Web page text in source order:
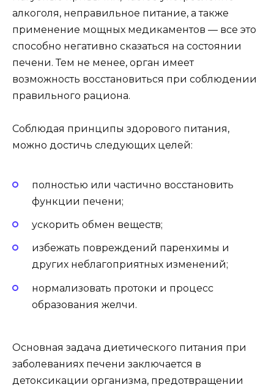
алкоголя, неправильное питание, а также
применение мощных медикаментов — все это
способно негативно сказаться на состоянии
печени. Тем не менее, орган имеет
возможность восстановиться при соблюдении
правильного рациона.
Соблюдая принципы здорового питания,
можно достичь следующих целей:
полностью или частично восстановить
функции печени;
ускорить обмен веществ;
избежать повреждений паренхимы и
других неблагоприятных изменений;
нормализовать протоки и процесс
образования желчи.
Основная задача диетического питания при
заболеваниях печени заключается в
детоксикации организма, предотвращении